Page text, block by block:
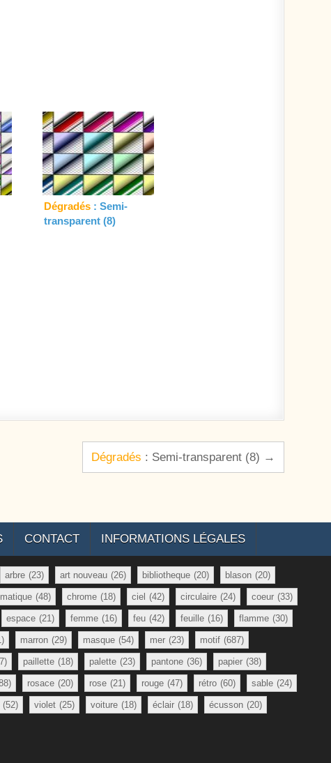
Dégradés : Semi-
transparent (8)
Dégradés : Semi-transparent (8) →
CONTACT INFORMATIONS LÉGALES
arbre (23) art nouveau (26) bibliotheque (20) blason (20)
(48) chrome (18) ciel (42) circulaire (24) coeur (33)
espace (21) femme (16) feu (42) feuille (16) flamme (30)
marron (29) masque (54) mer (23) motif (687)
paillette (18) palette (23) pantone (36) papier (38)
rosace (20) rose (21) rouge (47) rétro (60) sable (24)
(52) violet (25) voiture (18) éclair (18) écusson (20)